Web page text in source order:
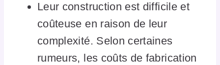
Leur construction est difficile et
coûteuse en raison de leur
complexité. Selon certaines
rumeurs, les coûts de fabrication